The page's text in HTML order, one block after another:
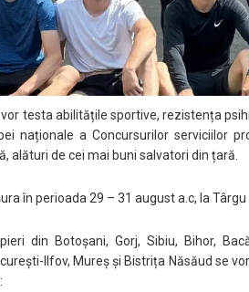
testa abilitățile sportive, rezistența
naționale a Concursurilor serviciilor
alături de cei mai buni salvatori din țară.
în perioada 29 – 31 august a.c, la Târgu
din Botoșani, Gorj, Sibiu, Bihor,
Ilfov, Mureș și Bistrița Năsăud se